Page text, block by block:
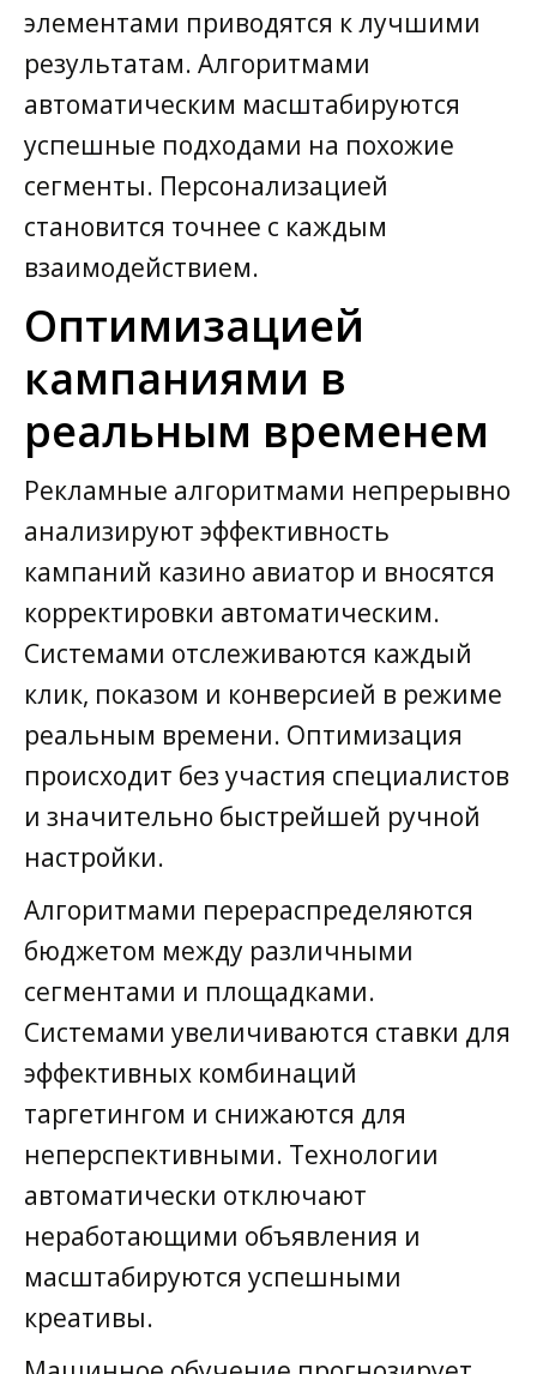
элементами приводятся к лучшими
результатам. Алгоритмами
автоматическим масштабируются
успешные подходами на похожие
сегменты. Персонализацией
становится точнее с каждым
взаимодействием.
Оптимизацией
кампаниями в
реальным временем
Рекламные алгоритмами непрерывно
анализируют эффективность
кампаний казино авиатор и вносятся
корректировки автоматическим.
Системами отслеживаются каждый
клик, показом и конверсией в режиме
реальным времени. Оптимизация
происходит без участия специалистов
и значительно быстрейшей ручной
настройки.
Алгоритмами перераспределяются
бюджетом между различными
сегментами и площадками.
Системами увеличиваются ставки для
эффективных комбинаций
таргетингом и снижаются для
неперспективными. Технологии
автоматически отключают
неработающими объявления и
масштабируются успешными
креативы.